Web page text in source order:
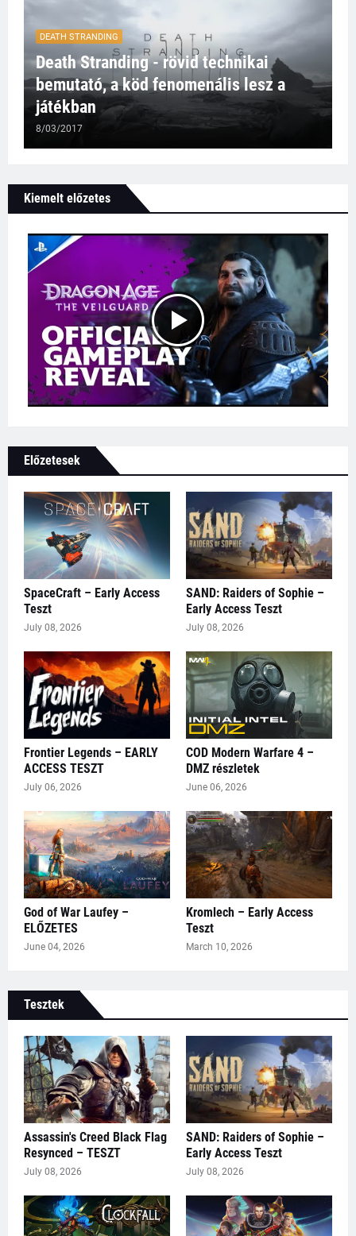
DEATH STRANDING
Death Stranding - rövid technikai
bemutató, a köd fenomenális lesz a
játékban
8/03/2017
Kiemelt előzetes
Előzetesek
SpaceCraft – Early Access
Teszt
July 08, 2026
SAND: Raiders of Sophie –
Early Access Teszt
July 08, 2026
Frontier Legends – EARLY
ACCESS TESZT
July 06, 2026
COD Modern Warfare 4 –
DMZ részletek
June 06, 2026
God of War Laufey –
ELŐZETES
June 04, 2026
Kromlech – Early Access
Teszt
March 10, 2026
Tesztek
Assassin's Creed Black Flag
Resynced – TESZT
July 08, 2026
SAND: Raiders of Sophie –
Early Access Teszt
July 08, 2026